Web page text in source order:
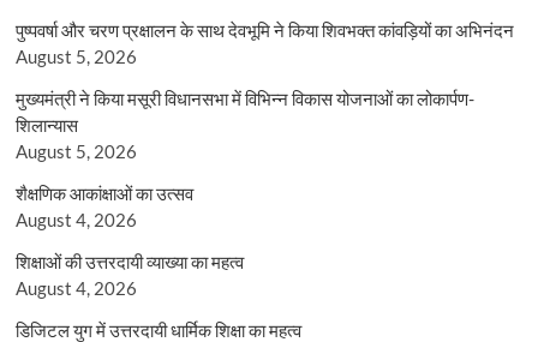
पुष्पवर्षा और चरण प्रक्षालन के साथ देवभूमि ने किया शिवभक्त कांवड़ियों का अभिनंदन
August 5, 2026
मुख्यमंत्री ने किया मसूरी विधानसभा में विभिन्न विकास योजनाओं का लोकार्पण-
शिलान्यास
August 5, 2026
शैक्षणिक आकांक्षाओं का उत्सव
August 4, 2026
शिक्षाओं की उत्तरदायी व्याख्या का महत्व
August 4, 2026
डिजिटल युग में उत्तरदायी धार्मिक शिक्षा का महत्व